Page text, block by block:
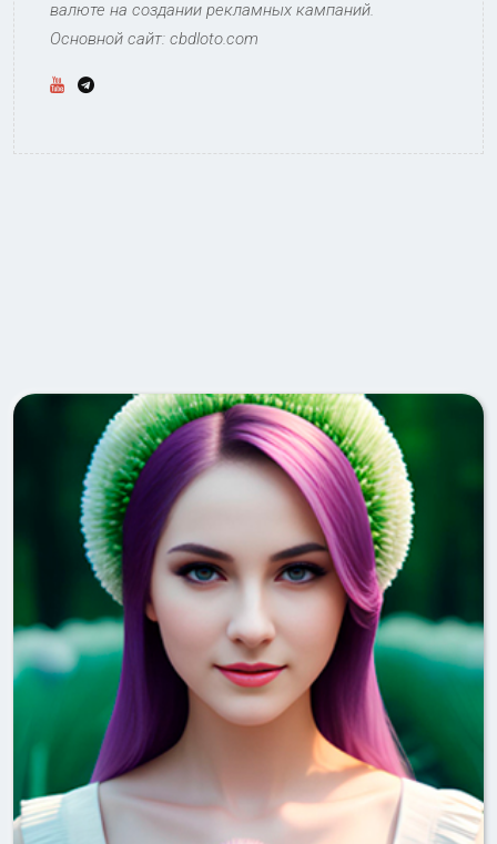
валюте на создании рекламных кампаний.
Основной сайт: cbdloto.com